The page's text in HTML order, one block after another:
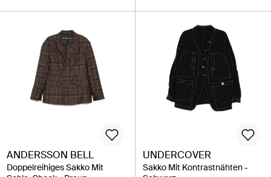
ANDERSSON BELL
Doppelreihiges Sakko Mit
UNDERCOVER
Sakko Mit Kontrastnähten -